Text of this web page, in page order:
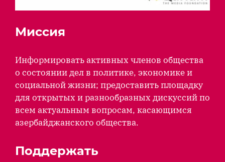
Миссия
Информировать активных членов общества
о состоянии дел в политике, экономике и
социальной жизни; предоставить площадку
для открытых и разнообразных дискуссий по
всем актуальным вопросам, касающимся
азербайджанского общества.
Поддержать